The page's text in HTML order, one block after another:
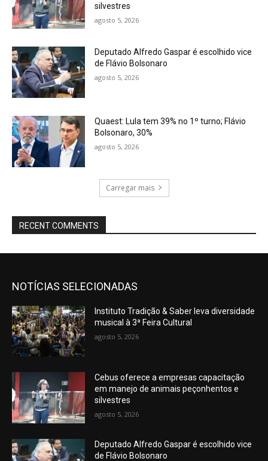
silvestres
agosto 5, 2026
Deputado Alfredo Gaspar é escolhido vice
de Flávio Bolsonaro
agosto 5, 2026
Quaest: Lula tem 39% no 1º turno; Flávio
Bolsonaro, 30%
agosto 5, 2026
Carregar mais
RECENT COMMENTS
NOTÍCIAS SELECIONADAS
Instituto Tradição & Saber leva diversidade
musical à 3ª Feira Cultural
agosto 5, 2026
Cebus oferece a empresas capacitação
em manejo de animais peçonhentos e
silvestres
agosto 5, 2026
Deputado Alfredo Gaspar é escolhido vice
de Flávio Bolsonaro